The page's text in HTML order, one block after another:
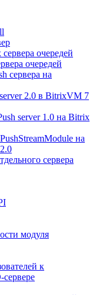
очередей
очередей
сервера на
2.0 в BitrixVM 7
server 1.0 на Bitrix
на
сервера
модуля
к